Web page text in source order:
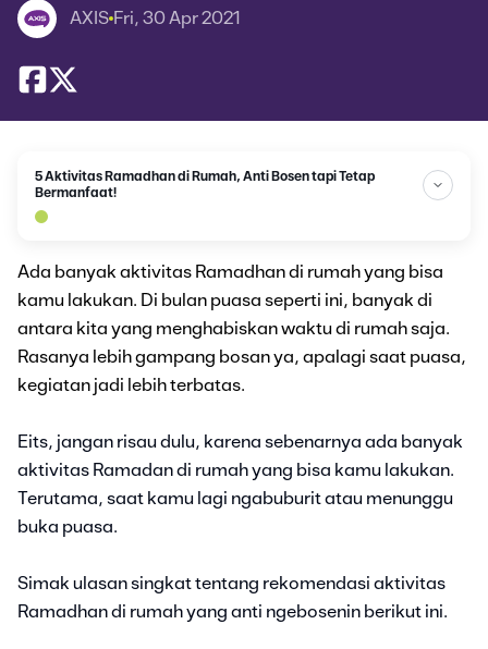
AXIS Fri, 30 Apr 2021
5 Aktivitas Ramadhan di Rumah, Anti Bosen tapi Tetap
Bermanfaat!
Ada banyak aktivitas Ramadhan di rumah yang bisa
kamu lakukan. Di bulan puasa seperti ini, banyak di
antara kita yang menghabiskan waktu di rumah saja.
Rasanya lebih gampang bosan ya, apalagi saat puasa,
kegiatan jadi lebih terbatas.
Eits, jangan risau dulu, karena sebenarnya ada banyak
aktivitas Ramadan di rumah yang bisa kamu lakukan.
Terutama, saat kamu lagi ngabuburit atau menunggu
buka puasa.
Simak ulasan singkat tentang rekomendasi aktivitas
Ramadhan di rumah yang anti ngebosenin berikut ini.